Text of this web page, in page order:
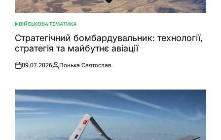
ОПУБЛІКУВАТИ
У
ВІЙСЬКОВА ТЕМАТИКА
Стратегічний бомбардувальник: технології,
стратегія та майбутнє авіації
Оприлюднено
09.07.2026
Опубліковано
Понька Святослав